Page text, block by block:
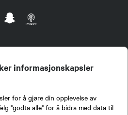
informasjonskapsler
for å gjøre din opplevelse av
"godta alle" for å bidra med data til
miljøene for formidling av kunnskap om jakt og
organisasjon, men har et sterkt jakt-, fiske-, og